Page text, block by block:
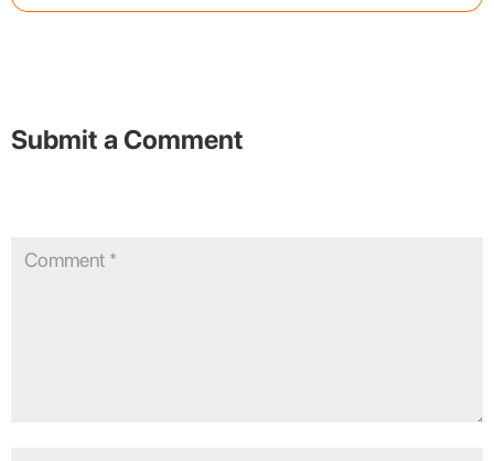
Submit a Comment